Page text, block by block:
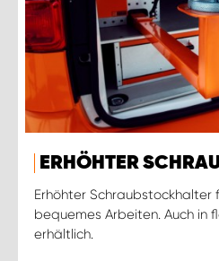
ERHÖHTER
Erhöhter Schraubstockhalter
bequemes Arbeiten. Auch in
erhältlich.